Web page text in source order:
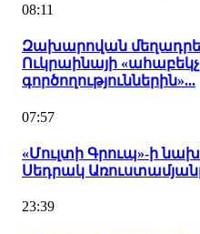
08:11
Զախարովան
Ուկրաինայի
գործողություններին»...
07:57
«Մուլտի Գրուպ»-ի
Սեդրակ
23:39